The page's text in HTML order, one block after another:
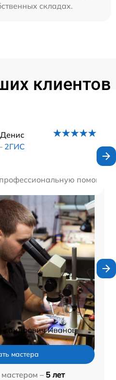
складах.
клиентов
2ГИС
помощь в
Иванов
мастера
– 5 лет